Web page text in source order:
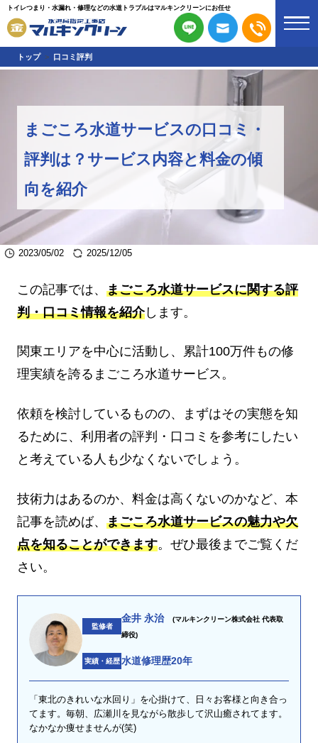
トイレつまり・水漏れ・修理などの水道トラブルはマルキンクリーンにお任せ
トップ 口コミ評判
まごころ水道サービスの口コミ・
評判は？サービス内容と料金の傾
向を紹介
2023/05/02 2025/12/05
この記事では、 まごころ水道サービスに関する評
判・口コミ情報を紹介します。
関東エリアを中心に活動し、累計100万件もの修
理実績を誇るまごころ水道サービス。
依頼を検討しているものの、まずはその実態を知
るために、利用者の評判・口コミを参考にしたい
と考えている人も少なくないでしょう。
技術力はあるのか、料金は高くないのかなど、本
記事を読めば、 まごころ水道サービスの魅力や欠
点を知ることができます。ぜひ最後までご覧くだ
さい。
監修者
金井 永治
(マルキンクリーン株式会社 代表取
締役)
実績・経歴 水道修理歴20年
「東北のきれいな水回り」を心掛けて、日々お客様と向き合っ
てます。毎朝、広瀬川を見ながら散歩して沢山癒されてます。
なかなか痩せませんが(笑)